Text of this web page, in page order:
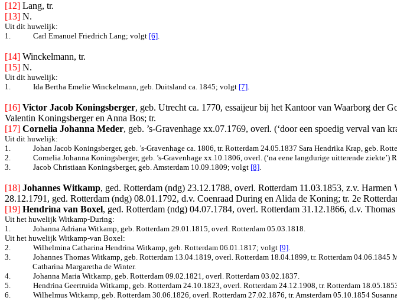
[12] Lang, tr.
[13] N.
Uit dit huwelijk:
1.
Carl Emanuel Friedrich Lang; volgt [6].
[14] Winckelmann, tr.
[15] N.
Uit dit huwelijk:
1.
Ida Bertha Emelie Winckelmann, geb. Duitsland ca. 1845; volgt [7].
[16] Victor Jacob Koningsberger, geb. Utrecht ca. 1770, essaijeur bij het Kantoor van Waarborg der
Valentin Koningsberger en Anna Bos; tr.
[17] Cornelia Johanna Meder, geb. ’s-Gravenhage xx.07.1769, overl. (‘door een spoedig verval van
Uit dit huwelijk:
1.
Johan Jacob Koningsberger, geb. ’s-Gravenhage ca. 1806, tr. Rotterdam 24.05.1837 Sara Hendrika Krap, geb.
2.
Cornelia Johanna Koningsberger, geb. ’s-Gravenhage xx.10.1806, overl. (‘na eene langdurige uitterende ziekte’)
3.
Jacob Christiaan Koningsberger, geb. Amsterdam 10.09.1809; volgt [8].
[18] Johannes Witkamp, ged. Rotterdam (ndg) 23.12.1788, overl. Rotterdam 11.03.1853, z.v.
28.12.1791, ged. Rotterdam (ndg) 08.01.1792, d.v. Coenraad During en Alida de Koning; tr. 2e
[19] Hendrina van Boxel, ged. Rotterdam (ndg) 04.07.1784, overl. Rotterdam 31.12.1866, d.v.
Uit het huwelijk Witkamp-During:
1.
Johanna Adriana Witkamp, geb. Rotterdam 29.01.1815, overl. Rotterdam 05.03.1818.
Uit het huwelijk Witkamp-van Boxel:
2.
Wilhelmina Catharina Hendrina Witkamp, geb. Rotterdam 06.01.1817; volgt [9].
3.
Johannes Thomas Witkamp, geb. Rotterdam 13.04.1819, overl. Rotterdam 18.04.1899, tr. Rotterdam
Catharina Margaretha de Winter.
4.
Johanna Maria Witkamp, geb. Rotterdam 09.02.1821, overl. Rotterdam 03.02.1837.
5.
Hendrina Geertruida Witkamp, geb. Rotterdam 24.10.1823, overl. Rotterdam 24.12.1908, tr. Rotterdam
6.
Wilhelmus Witkamp, geb. Rotterdam 30.06.1826, overl. Rotterdam 27.02.1876, tr. Amsterdam 05.10.1854